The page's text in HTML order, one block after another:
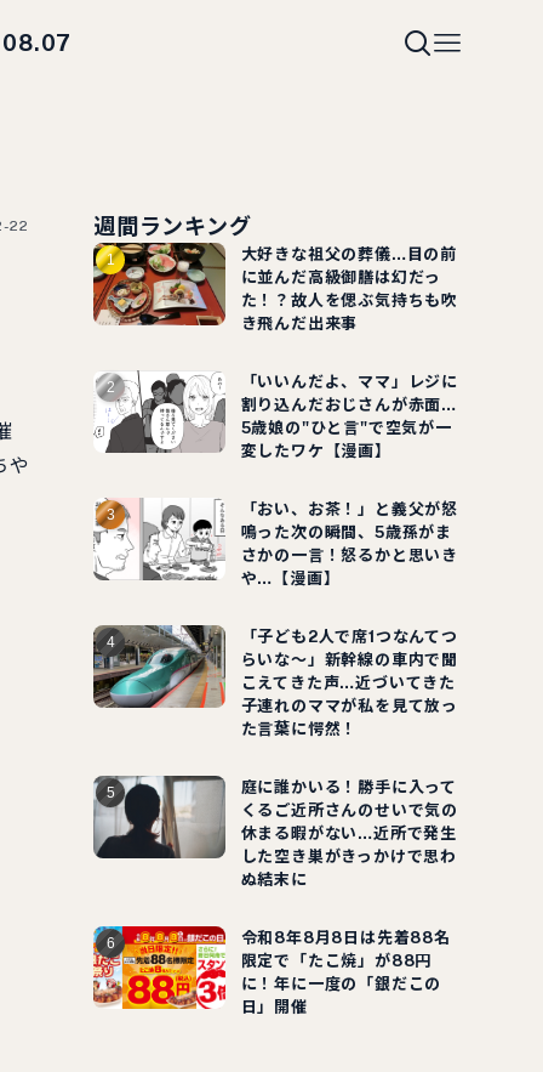
08.07
22
や
週間ランキング
大好きな祖父の葬儀…目の前
に並んだ高級御膳は幻だっ
た！？故人を偲ぶ気持ちも吹
き飛んだ出来事
「いいんだよ、ママ」レジに
割り込んだおじさんが赤面…
5歳娘の"ひと言"で空気が一
変したワケ【漫画】
「おい、お茶！」と義父が怒
鳴った次の瞬間、5歳孫がま
さかの一言！怒るかと思いき
や…【漫画】
「子ども2人で席1つなんてつ
らいな～」新幹線の車内で聞
こえてきた声…近づいてきた
子連れのママが私を見て放っ
た言葉に愕然！
庭に誰かいる！勝手に入って
くるご近所さんのせいで気の
休まる暇がない…近所で発生
した空き巣がきっかけで思わ
ぬ結末に
令和8年8月8日は先着88名
限定で「たこ焼」が88円
に！年に一度の「銀だこの
日」開催